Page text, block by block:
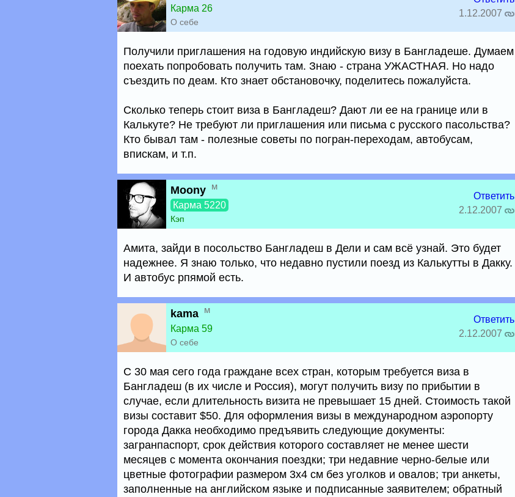
Карма 26
О себе
1.12.2007
Получили приглашения на годовую индийскую визу в Бангладеше. Думаем
поехать попробовать получить там. Знаю - страна УЖАСТНАЯ. Но надо
съездить по деам. Кто знает обстановочку, поделитесь пожалуйста.
Сколько теперь стоит виза в Бангладеш? Дают ли ее на границе или в
Калькуте? Не требуют ли приглашения или письма с русского пасольства?
Кто бывал там - полезные советы по погран-переходам, автобусам,
впискам, и т.п.
Moony м
Карма 5220
Кэп
Ответить
2.12.2007
Амита, зайди в посольство Бангладеш в Дели и сам всё узнай. Это будет
надежнее. Я знаю только, что недавно пустили поезд из Калькутты в Дакку.
И автобус рпямой есть.
kama м
Карма 59
О себе
Ответить
2.12.2007
С 30 мая сего года граждане всех стран, которым требуется виза в
Бангладеш (в их числе и Россия), могут получить визу по прибытии в
случае, если длительность визита не превышает 15 дней. Стоимость такой
визы составит $50. Для оформления визы в международном аэропорту
города Дакка необходимо предъявить следующие документы:
загранпаспорт, срок действия которого составляет не менее шести
месяцев с момента окончания поездки; три недавние черно-белые или
цветные фотографии размером 3х4 см без уголков и овалов; три анкеты,
заполненные на английском языке и подписанные заявителем; обратный